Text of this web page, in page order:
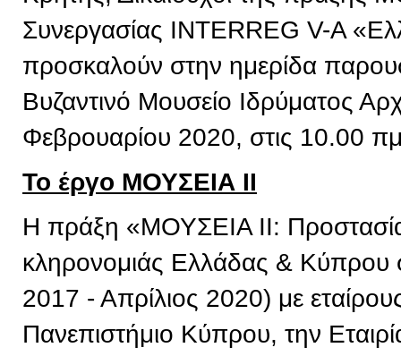
Συνεργασίας INTERREG V-A
προσκαλούν στην ημερίδα
Βυζαντινό Μουσείο Ιδρύματος
Φεβρουαρίου 2020, στις 10.00
Το έργο ΜΟΥΣΕΙΑ ΙΙ
Η πράξη «ΜΟΥΣΕΙΑ ΙΙ: Προστασία
κληρονομιάς Ελλάδας & Κύπρου
2017 - Απρίλιος 2020) με
Πανεπιστήμιο Κύπρου, την